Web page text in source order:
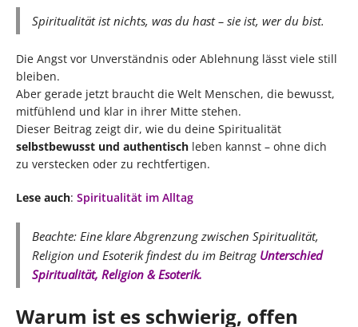
Spiritualität ist nichts, was du hast– sie ist, wer du bist.
Die Angst vor Unverständnis oder Ablehnung lässt viele still
bleiben.
Aber gerade jetzt braucht die Welt Menschen, die bewusst,
mitfühlend und klar in ihrer Mitte stehen.
Dieser Beitrag zeigt dir, wie du deine Spiritualität
selbstbewusst und authentisch leben kannst – ohne dich
zu verstecken oder zu rechtfertigen.
Lese auch: Spiritualität im Alltag
Beachte: Eine klare Abgrenzung zwischen Spiritualität,
Religion und Esoterik findest du im Beitrag Unterschied
Spiritualität, Religion & Esoterik.
Warum ist es schwierig, offen